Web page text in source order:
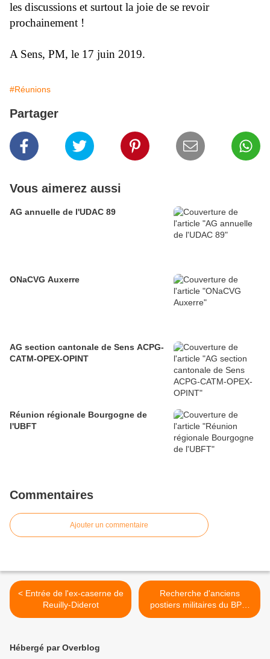
les discussions et surtout la joie de se revoir
prochainement !
A Sens, PM, le 17 juin 2019.
#Réunions
Partager
Vous aimerez aussi
AG annuelle de l'UDAC 89
ONaCVG Auxerre
AG section cantonale de Sens ACPG-
CATM-OPEX-OPINT
Réunion régionale Bourgogne de
l'UBFT
Commentaires
Ajouter un commentaire
< Entrée de l'ex-caserne de
Reuilly-Diderot
Recherche d'anciens
postiers militaires du BPM
de Rastatt aux FFA >
Hébergé par Overblog